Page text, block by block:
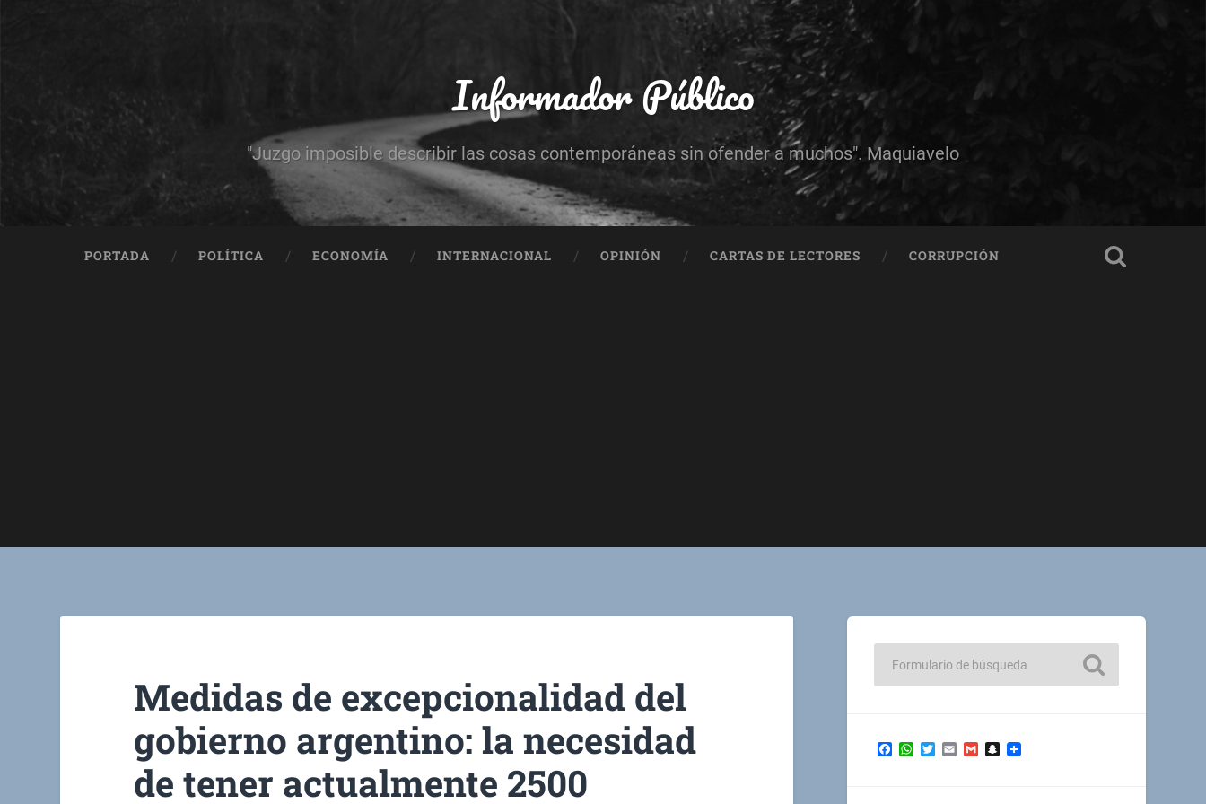
Informador Público
"Juzgo imposible describir las cosas contemporáneas sin ofender a muchos". Maquiavelo
PORTADA POLÍTICA ECONOMÍA INTERNACIONAL OPINIÓN CARTAS DE LECTORES CORRUPCIÓN
Medidas de excepcionalidad del
gobierno argentino: la necesidad
de tener actualmente 2500
Facebook
WhatsApp
TwitterEmailGmailSnapchat